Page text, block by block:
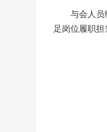
与会人员
足岗位履职